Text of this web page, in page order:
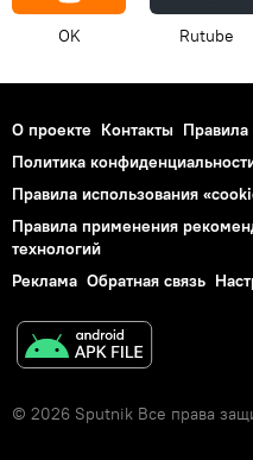
OK Rutube
О проекте Контакты Правила
Политика
Правила использования
Правила применения
технологий
Реклама Обратная связь
© 2026 Sputnik Все права